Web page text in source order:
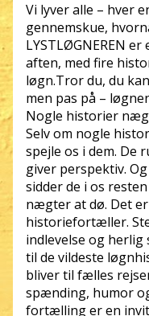
Vi lyver alle – hver
gennemskue,
LYSTLØGNEREN
aften, med fire
løgn.Tror du, du
men pas på –
Nogle historier
Selv om nogle
spejle os i dem. De
giver perspektiv.
sidder de i os
nægter at dø. Det
historiefortæller.
indlevelse og
til de vildeste
bliver til fælles
spænding, humor
fortælling er en